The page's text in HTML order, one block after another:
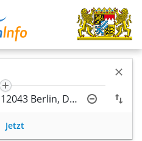
Jetzt